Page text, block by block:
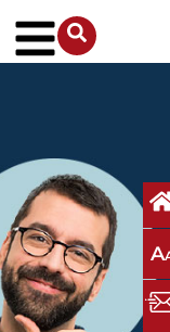
A